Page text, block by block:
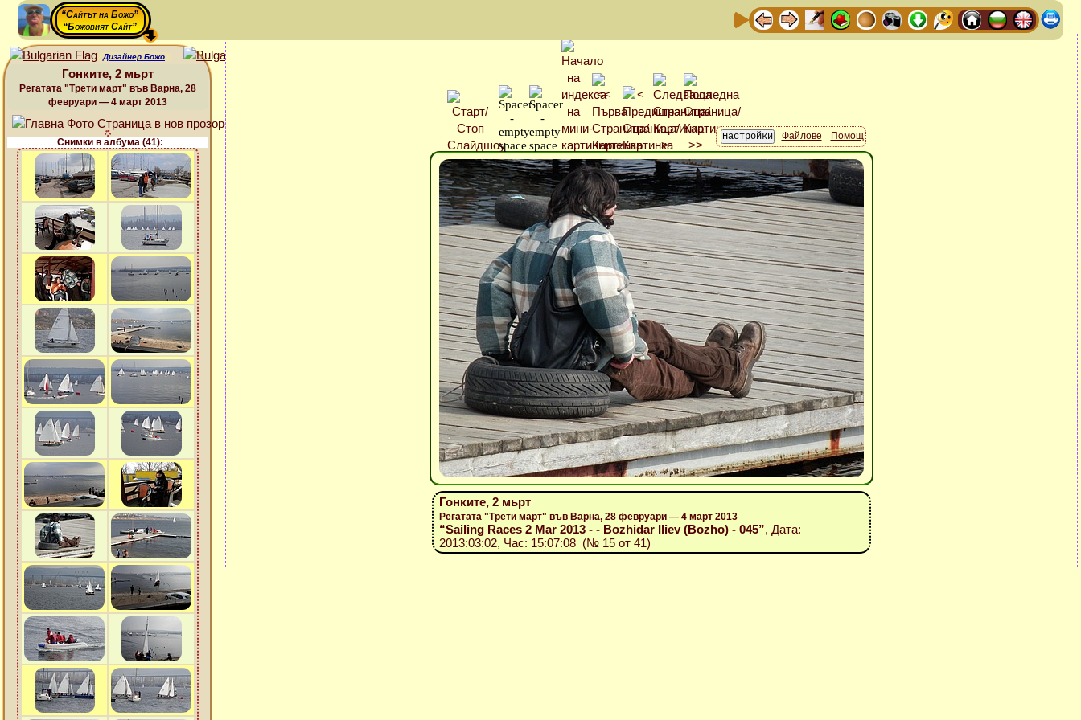
“Сайтът на Божо”
“Божовият Сайт”
Дизайнер Божо
Гонките, 2 мьрт
Регатата "Трети март" във Варна, 28
февруари — 4 март 2013
Снимки в албума (41):
Файлове Помощ
Гонките, 2 мьрт
Регатата "Трети март" във Варна, 28 февруари — 4 март 2013
“Sailing Races 2 Mar 2013 - - Bozhidar Iliev (Bozho) - 045”, Дата:
2013:03:02, Час: 15:07:08 (№ 15 от 41)